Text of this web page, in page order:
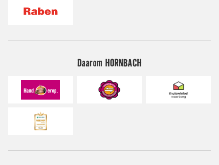
Daarom HORNBACH